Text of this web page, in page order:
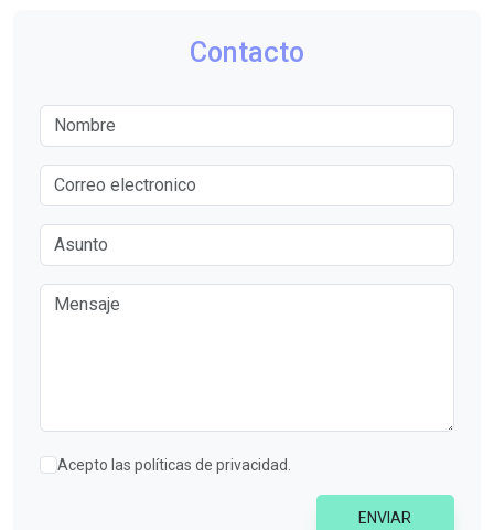
Contacto
Acepto las políticas de privacidad.
ENVIAR